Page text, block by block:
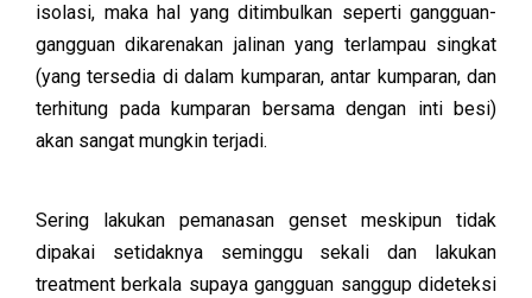
isolasi, maka hal yang ditimbulkan seperti gangguan-
gangguan dikarenakan jalinan yang terlampau singkat
(yang tersedia di dalam kumparan, antar kumparan, dan
terhitung pada kumparan bersama dengan inti besi)
akan sangat mungkin terjadi.
Sering lakukan pemanasan genset meskipun tidak
dipakai setidaknya seminggu sekali dan lakukan
treatment berkala supaya gangguan sanggup dideteksi